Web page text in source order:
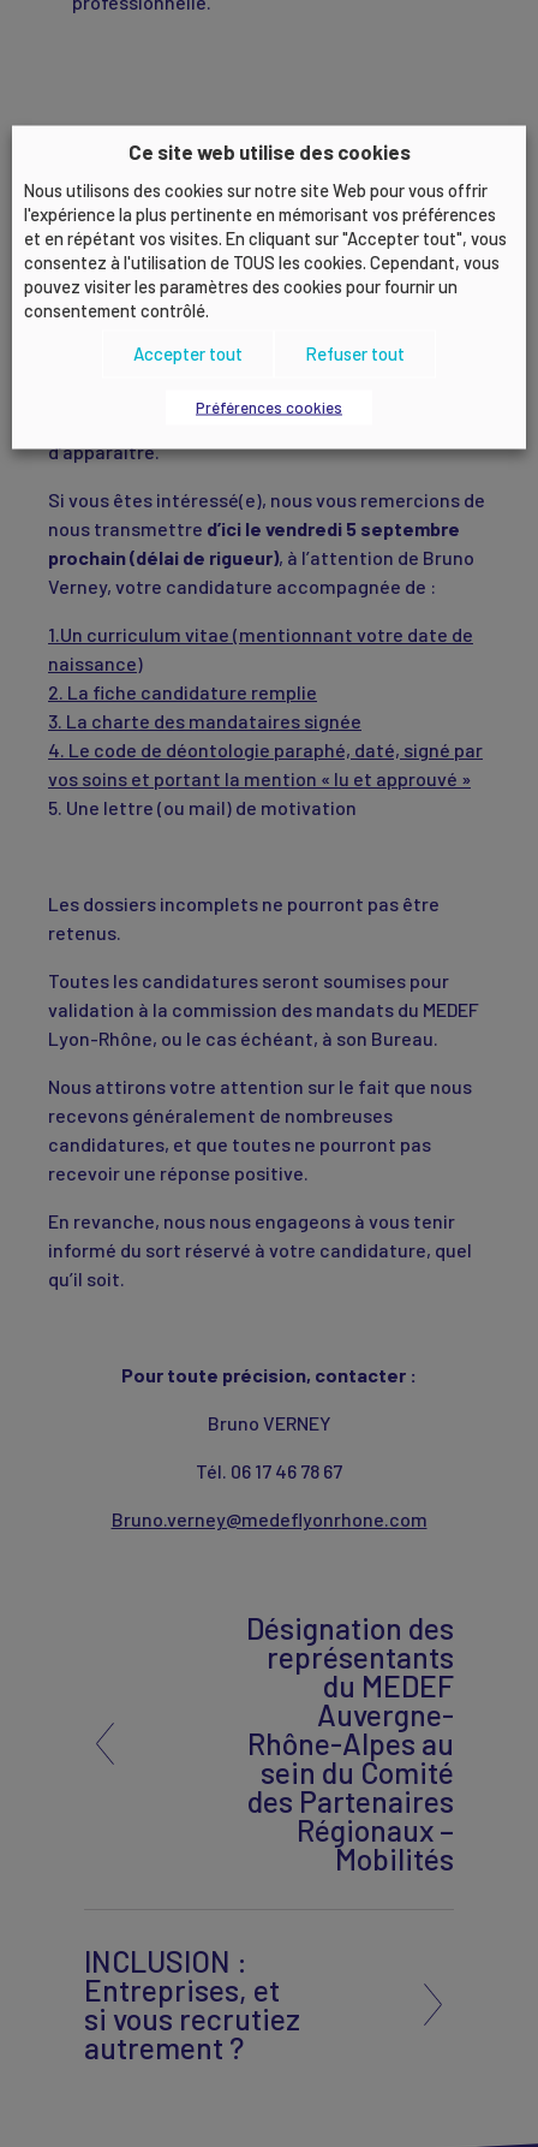
une page dédiée aux CROCT et aux CRPST
Les candidats retenus devront ultérieurement
remplir une déclaration individuelle d’intérêts qui
sera déposée auprès des services de la DREETS
sachant qu’il ne sera pas possible aux membres du
dès lors qu’un conflit d’intérêts est susceptible
d’apparaitre.
Si vous êtes intéressé(e), nous vous remercions de
nous transmettre d’ici le vendredi 5 septembre
prochain (délai de rigueur), à l’attention de Bruno
Verney, votre candidature accompagnée de :
1.Un curriculum vitae (mentionnant votre date de
naissance)
2. La fiche candidature remplie
3. La charte des mandataires signée
4. Le code de déontologie paraphé, daté, signé par
vos soins et portant la mention « lu et approuvé »
5. Une lettre (ou mail) de motivation
Les dossiers incomplets ne pourront pas être
retenus.
Toutes les candidatures seront soumises pour
validation à la commission des mandats du MEDEF
Lyon-Rhône, ou le cas échéant, à son Bureau.
Nous attirons votre attention sur le fait que nous
recevons généralement de nombreuses
candidatures, et que toutes ne pourront pas
recevoir une réponse positive.
En revanche, nous nous engageons à vous tenir
informé du sort réservé à votre candidature, quel
qu’il soit.
Pour toute précision, contacter :
Bruno VERNEY
Tél. 06 17 46 78 67
Bruno.verney@medeflyonrhone.com
Désignation des
représentants
du MEDEF
Auvergne-
Rhône-Alpes au
sein du Comité
des Partenaires
Régionaux –
Mobilités
INCLUSION :
Entreprises, et
si vous recrutiez
autrement ?
Ce site web utilise des cookies
Nous utilisons des cookies sur notre site Web pour vous offrir
l'expérience la plus pertinente en mémorisant vos préférences
et en répétant vos visites. En cliquant sur "Accepter tout", vous
consentez à l'utilisation de TOUS les cookies. Cependant, vous
pouvez visiter les paramètres des cookies pour fournir un
consentement contrôlé.
Accepter tout Refuser tout
Préférences cookies